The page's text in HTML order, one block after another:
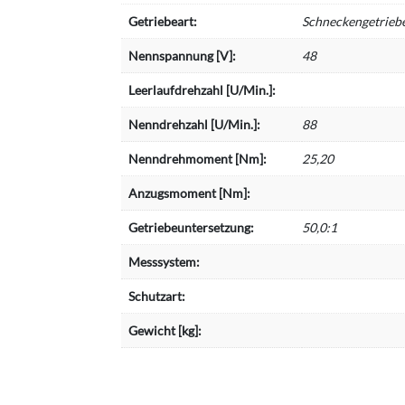
Getriebeart:
Nennspannung [V]: 48
Leerlaufdrehzahl [U/Min.]:
Nenndrehzahl [U/Min.]: 88
Nenndrehmoment [Nm]: 25,20
Anzugsmoment [Nm]:
Getriebeuntersetzung: 50,0:1
Messsystem:
Schutzart:
Gewicht [kg]: